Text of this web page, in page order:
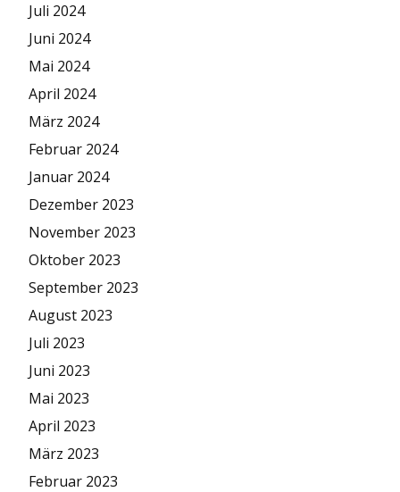
Juli 2024
Juni 2024
Mai 2024
April 2024
März 2024
Februar 2024
Januar 2024
Dezember 2023
November 2023
Oktober 2023
September 2023
August 2023
Juli 2023
Juni 2023
Mai 2023
April 2023
März 2023
Februar 2023